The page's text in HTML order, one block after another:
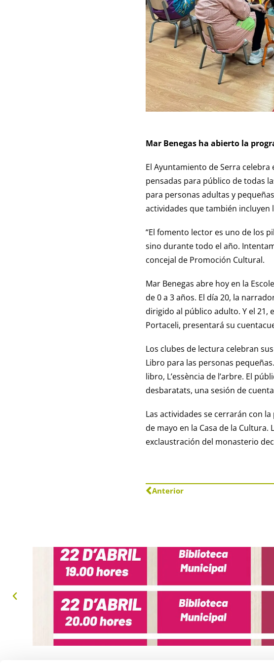
Mar Benegas ha abierto la
El Ayuntamiento de Serra
pensadas para público de todas
para personas adultas y
actividades que también incluyen
“El fomento lector es uno de los
sino durante todo el año.
concejal de Promoción Cultural.
Mar Benegas abre hoy en la
de 0 a 3 años. El día 20, la
dirigido al público adulto. Y el 21,
Portaceli, presentará su
Los clubes de lectura celebran
Libro para las personas
libro, L’essència de l’arbre. El
desbaratats, una sesión de
Las actividades se cerrarán con
de mayo en la Casa de la
exclaustración del monasterio
Anterior